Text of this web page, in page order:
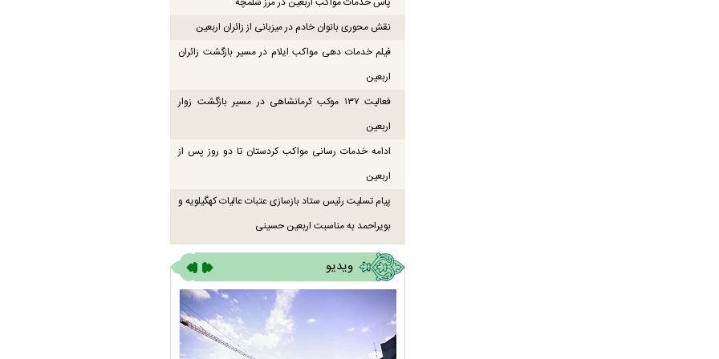
نقش محوری بانوان خادم در میزبانی از زائران اربعین
فیلم خدمات دهی مواکب ایلام در مسیر بازگشت زائران
اربعین
فعالیت ۱۳۷ موکب کرمانشاهی در مسیر بازگشت زوار
اربعین
ادامه خدمات رسانی مواکب کردستان تا دو روز پس از
اربعین
پیام تسلیت رئیس ستاد بازسازی عتبات عالیات کهگیلویه و
بویراحمد به مناسبت اربعین حسینی
ویدیو